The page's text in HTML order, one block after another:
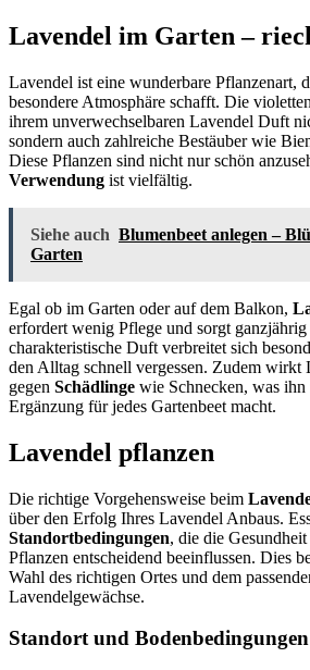
Lavendel im Garten –
Lavendel ist eine wunderbare Pflanzenart,
besondere Atmosphäre schafft. Die
ihrem unverwechselbaren Lavendel Duft
sondern auch zahlreiche Bestäuber wie
Diese Pflanzen sind nicht nur schön
Verwendung ist vielfältig.
Siehe auch Blumenbeet anlegen –
Garten
Egal ob im Garten oder auf dem Balkon,
erfordert wenig Pflege und sorgt
charakteristische Duft verbreitet sich
den Alltag schnell vergessen. Zudem wirkt
gegen Schädlinge wie Schnecken, was
Ergänzung für jedes Gartenbeet macht.
Lavendel pflanzen
Die richtige Vorgehensweise beim
über den Erfolg Ihres Lavendel Anbaus.
Standortbedingungen, die die
Pflanzen entscheidend beeinflussen. Dies
Wahl des richtigen Ortes und dem
Lavendelgewächse.
Standort und Bodenbedingungen